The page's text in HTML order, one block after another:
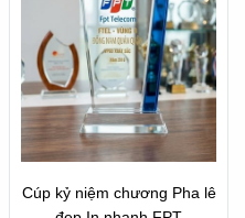
Cúp kỷ niệm chương Pha lê